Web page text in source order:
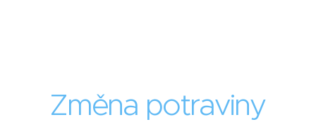
Změna potraviny